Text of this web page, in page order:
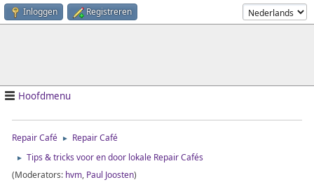
Inloggen Registreren
Hoofdmenu
Repair Café ► Repair Café
►
Tips & tricks voor en door lokale Repair Cafés
(Moderators: hvm, Paul Joosten)